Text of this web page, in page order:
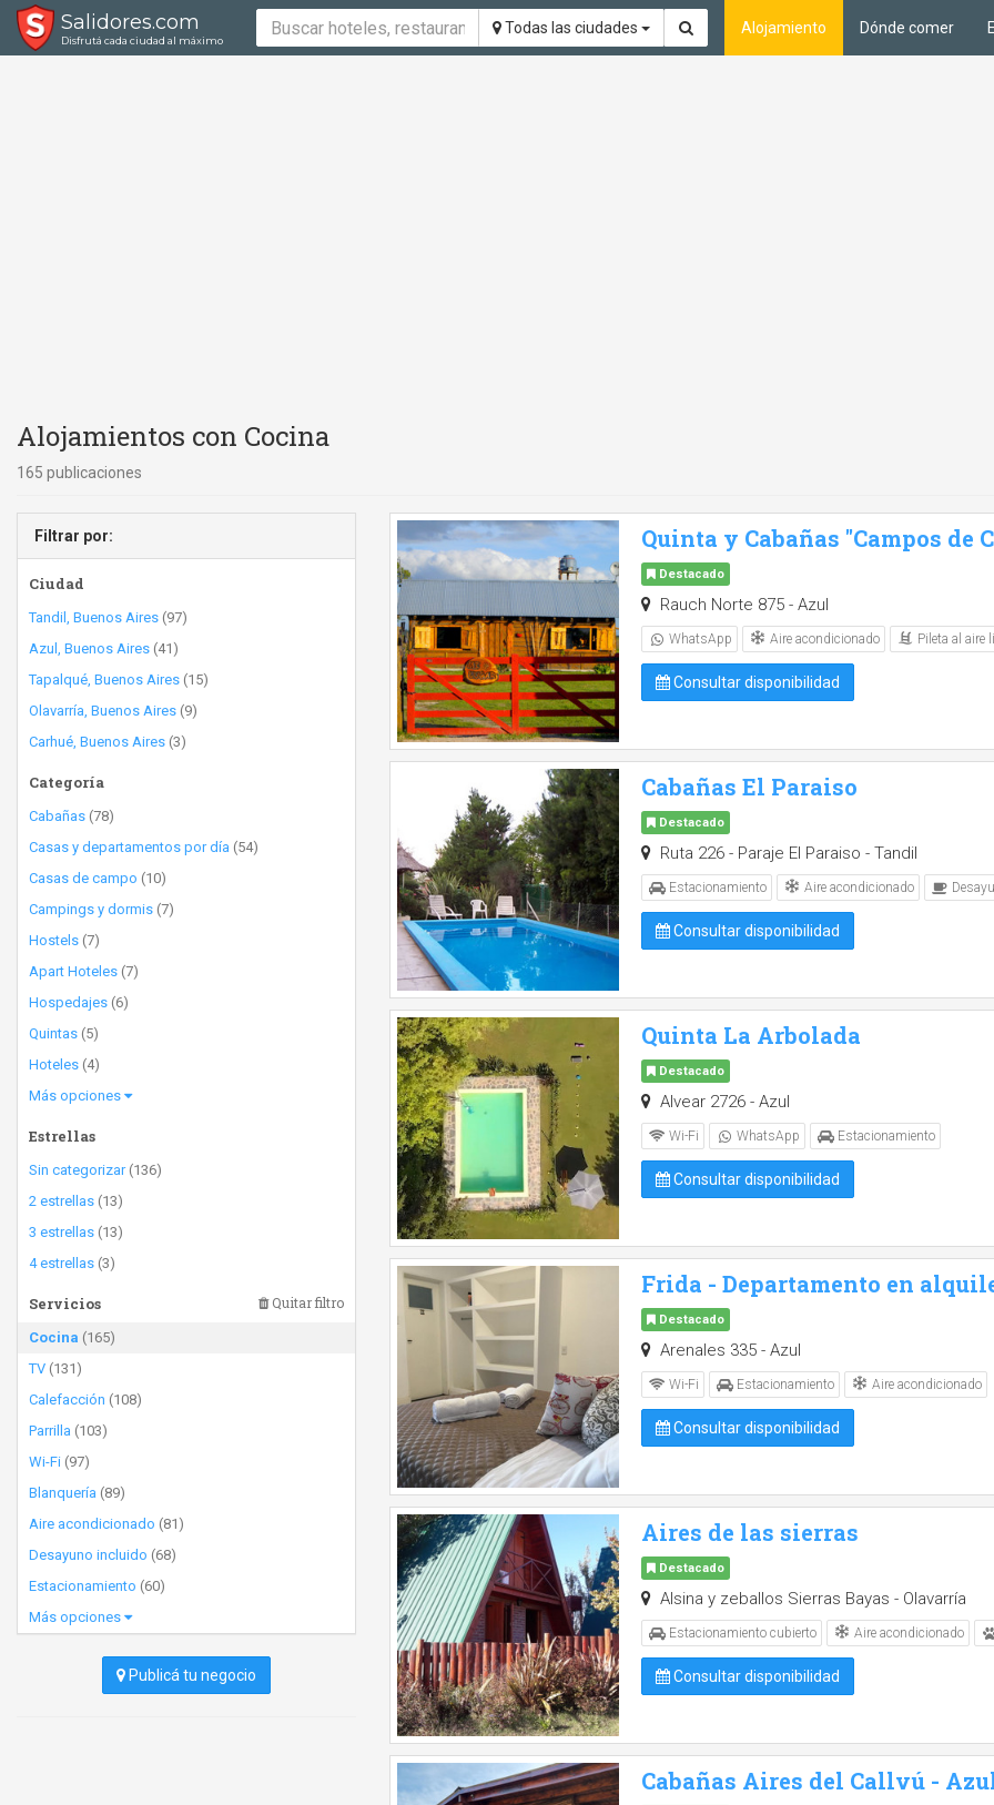
Salidores.com
Disfrutá cada ciudad al máximo
Todas las ciudades Alojamiento Dónde comer
Alojamientos con Cocina
165 publicaciones
Filtrar por:
Ciudad
Tandil, Buenos Aires (97)
Azul, Buenos Aires (41)
Tapalqué, Buenos Aires (15)
Olavarría, Buenos Aires (9)
Carhué, Buenos Aires (3)
Categoría
Cabañas (78)
Casas y departamentos por día (54)
Casas de campo (10)
Campings y dormis (7)
Hostels (7)
Apart Hoteles (7)
Hospedajes (6)
Quintas (5)
Hoteles (4)
Más opciones
Estrellas
Sin categorizar(136)
2 estrellas (13)
3 estrellas (13)
4 estrellas (3)
Servicios Quitar filtro
Cocina (165)
TV (131)
Calefacción (108)
Parrilla (103)
Wi-Fi (97)
Blanquería (89)
Aire acondicionado (81)
Desayuno incluido (68)
Estacionamiento (60)
Más opciones
Publicá tu negocio
Quinta y Cabañas "Campos de
Destacado
Rauch Norte 875 - Azul
WhatsApp Aire acondicionado Pileta al aire
Consultar disponibilidad
Cabañas El Paraiso
Destacado
Ruta 226 - Paraje El Paraiso - Tandil
Estacionamiento Aire acondicionado
Consultar disponibilidad
Quinta La Arbolada
Destacado
Alvear 2726 - Azul
Wi-Fi WhatsApp Estacionamiento
Consultar disponibilidad
Frida - Departamento en
Destacado
Arenales 335 - Azul
Wi-Fi Estacionamiento Aire acondicionado
Consultar disponibilidad
Aires de las sierras
Destacado
Alsina y zeballos Sierras Bayas - Olavarría
Estacionamiento cubierto Aire acondicionado
Consultar disponibilidad
Cabañas Aires del Callvú -